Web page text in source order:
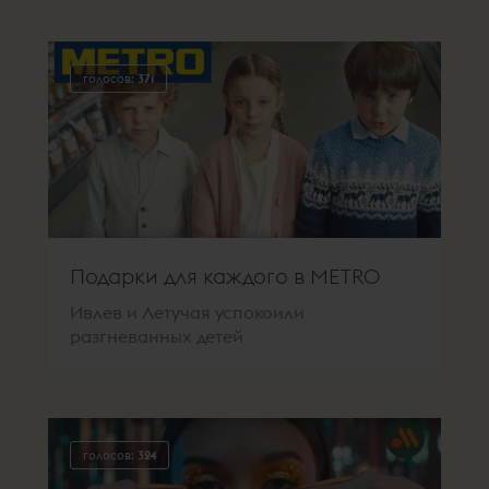
голосов:371
Подарки для каждого в METRO
Ивлев и Летучая успокоили
разгневанных детей
голосов: 324